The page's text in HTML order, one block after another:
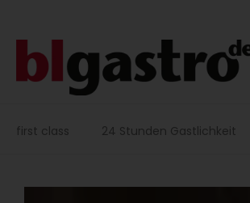
first class 24 Stunden Gastlichkeit